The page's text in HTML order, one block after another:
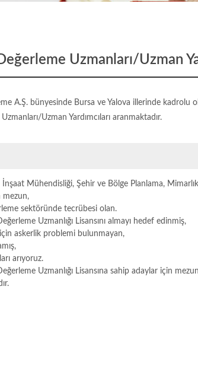
Uzmanları/Uzman
A.Ş. bünyesinde Bursa ve Yalova illerinde kadrolu
Uzman Yardımcıları aranmaktadır.
Mühendisliği, Şehir ve Bölge Planlama,
mezun,
sektöründe tecrübesi olan.
Uzmanlığı Lisansını almayı hedef edinmiş,
askerlik problemi bulunmayan,
arıyoruz.
Uzmanlığı Lisansına sahip adaylar için